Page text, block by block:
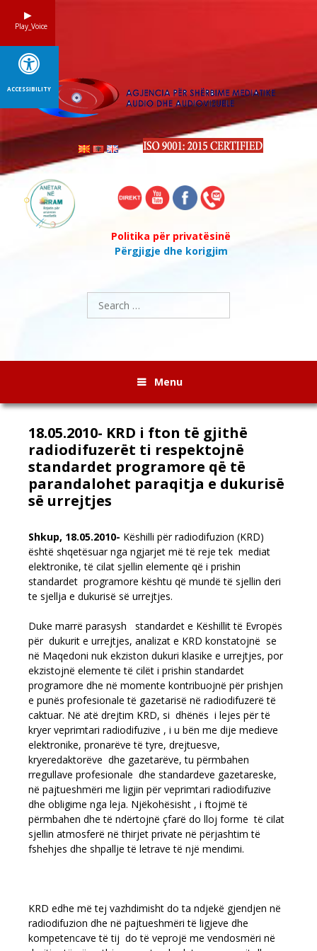
Politika për privatësinë
Përgjigje dhe korigjim
Search
for:
Menu
18.05.2010- KRD i fton të gjithë
radiodifuzerët ti respektojnë
standardet programore që të
parandalohet paraqitja e dukurisë
së urrejtjes
Shkup, 18.05.2010- Këshilli për radiodifuzion (KRD)
është shqetësuar nga ngjarjet më të reje tek mediat
elektronike, të cilat sjellin elemente që i prishin
standardet programore kështu që mundë të sjellin deri
te sjellja e dukurisë së urrejtjes.
Duke marrë parasysh standardet e Këshillit të Evropës
për dukurit e urrejtjes, analizat e KRD konstatojnë se
në Maqedoni nuk ekziston dukuri klasike e urrejtjes, por
ekzistojnë elemente të cilët i prishin standardet
programore dhe në momente kontribuojnë për prishjen
e punës profesionale të gazetarisë në radiodifuzerë të
caktuar. Në atë drejtim KRD, si dhënës i lejes për të
kryer veprimtari radiodifuzive , i u bën me dije medieve
elektronike, pronarëve të tyre, drejtuesve,
kryeredaktorëve dhe gazetarëve, tu përmbahen
rregullave profesionale dhe standardeve gazetareske,
në pajtueshmëri me ligjin për veprimtari radiodifuzive
dhe obligime nga leja. Njëkohësisht , i ftojmë të
përmbahen dhe të ndërtojnë çfarë do lloj forme të cilat
sjellin atmosferë në thirjet private në përjashtim të
fshehjes dhe shpallje të letrave të një mendimi.
KRD edhe më tej vazhdimisht do ta ndjekë gjendjen në
radiodifuzion dhe në pajtueshmëri të ligjeve dhe
kompetencave të tij do të veprojë me vendosmëri në
Play_Voice
ACCESSIBILITY